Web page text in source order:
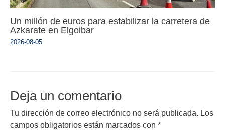
Un millón de euros para estabilizar la carretera de
Azkarate en Elgoibar
2026-08-05
Deja un comentario
Tu dirección de correo electrónico no será publicada. Los
campos obligatorios están marcados con *